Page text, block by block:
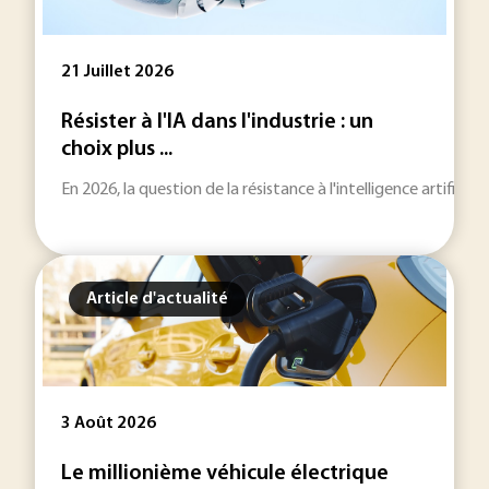
21 Juillet 2026
Résister à l'IA dans l'industrie : un
choix plus ...
En 2026, la question de la résistance à l'intelligence
Article d'actualité
3 Août 2026
Le millionième véhicule électrique